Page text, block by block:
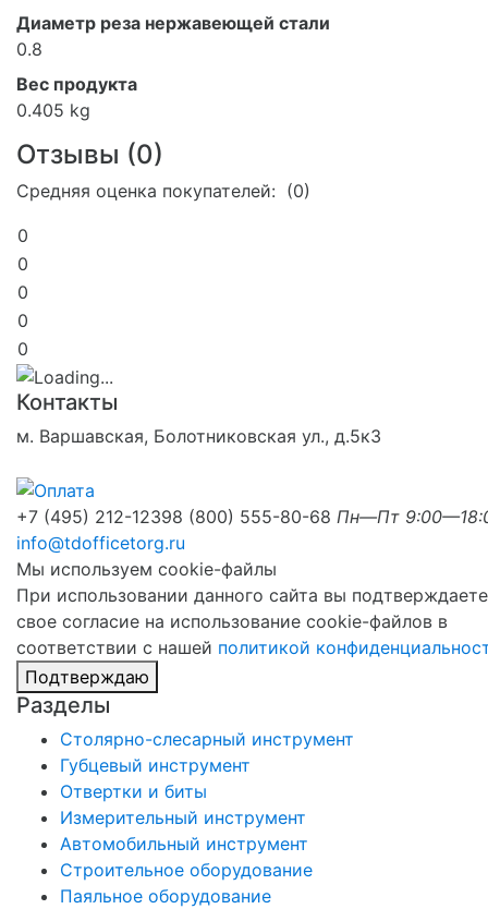
Диаметр реза нержавеющей стали
0.8
Вес продукта
0.405 kg
Отзывы (0)
Средняя оценка покупателей: (0)
0
0
0
0
0
Контакты
м. Варшавская, Болотниковская ул., д.5к3
+7 (495) 212-12398 (800) 555-80-68 Пн—Пт
info@tdofficetorg.ru
Мы используем cookie-файлы
При использовании данного сайта вы подтверждаете
свое согласие на использование cookie-файлов в
соответствии с нашей политикой
Подтверждаю
Разделы
Столярно-слесарный инструмент
Губцевый инструмент
Отвертки и биты
Измерительный инструмент
Автомобильный инструмент
Строительное оборудование
Паяльное оборудование